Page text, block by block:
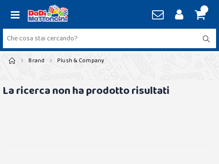
Brand Plush & Company
La ricerca non ha prodotto risultati